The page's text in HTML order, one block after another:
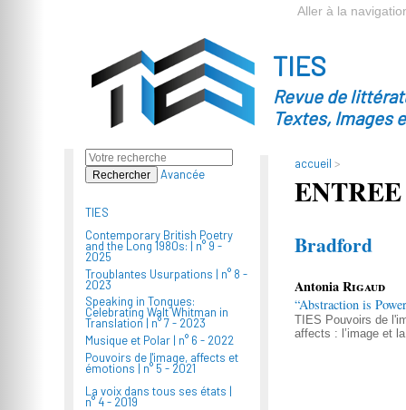
Aller à la
TIES
Revue de
Textes, Images
accueil >
ENTREE
Bradford
AntoniaRigaud
“Abstraction is
TIES Pouvoirs de
affects : l’image et
Avancée
TIES
Contemporary British Poetry
and the Long 1980s: | n° 9 -
2025
Troublantes Usurpations | n° 8 -
2023
Speaking in Tongues:
Celebrating Walt Whitman in
Translation | n° 7 - 2023
Musique et Polar | n° 6 - 2022
Pouvoirs de l'image, affects et
émotions | n° 5 - 2021
La voix dans tous ses états |
n° 4 - 2019